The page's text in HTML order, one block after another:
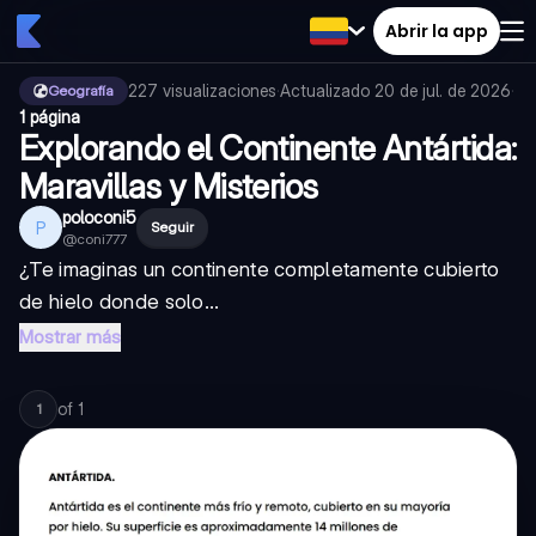
Abrir la app
Geografía 227 visualizaciones·Actualizado 20 de jul. de 2026·
1 página
Explorando el Continente Antártida:
Maravillas y Misterios
P poloconi5
@coni777
Seguir
¿Te imaginas un continente completamente cubierto
de hielo donde solo...
Mostrar más
1 of 1